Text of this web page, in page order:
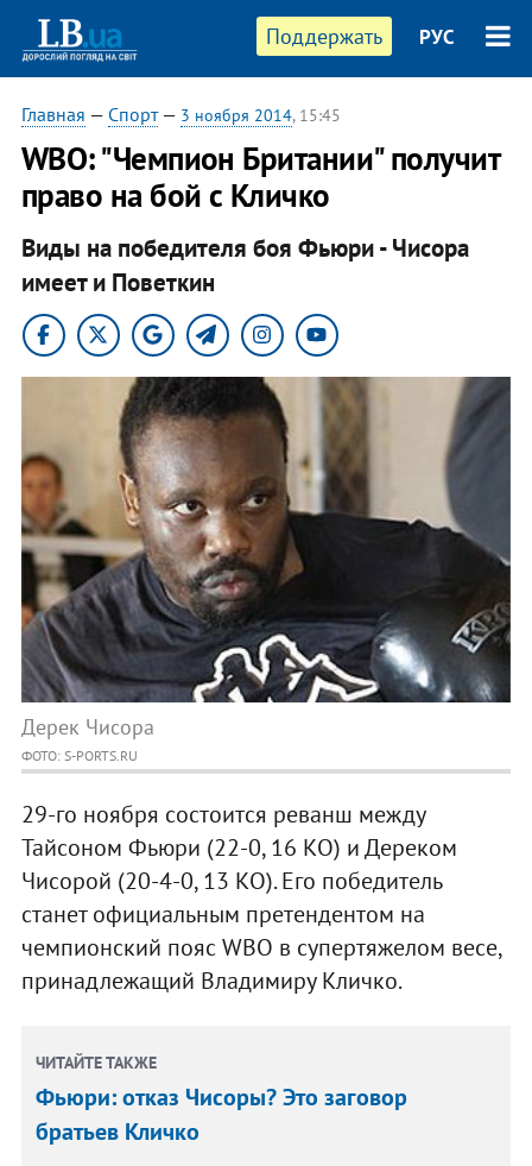
Поддержать РУС
Главная — Спорт— 3 ноября 2014, 15:45
WBO: "Чемпион Британии" получит
право на бой с Кличко
Виды на победителя боя Фьюри - Чисора
имеет и Поветкин
Дерек Чисора
ФОТО: S-PORTS.RU
29-го ноября состоится реванш между
Тайсоном Фьюри (22-0, 16 КО) и Дереком
Чисорой (20-4-0, 13 КО). Его победитель
станет официальным претендентом на
чемпионский пояс WBO в супертяжелом весе,
принадлежащий Владимиру Кличко.
ЧИТАЙТЕ ТАКЖЕ
Фьюри: отказ Чисоры? Это заговор
братьев Кличко